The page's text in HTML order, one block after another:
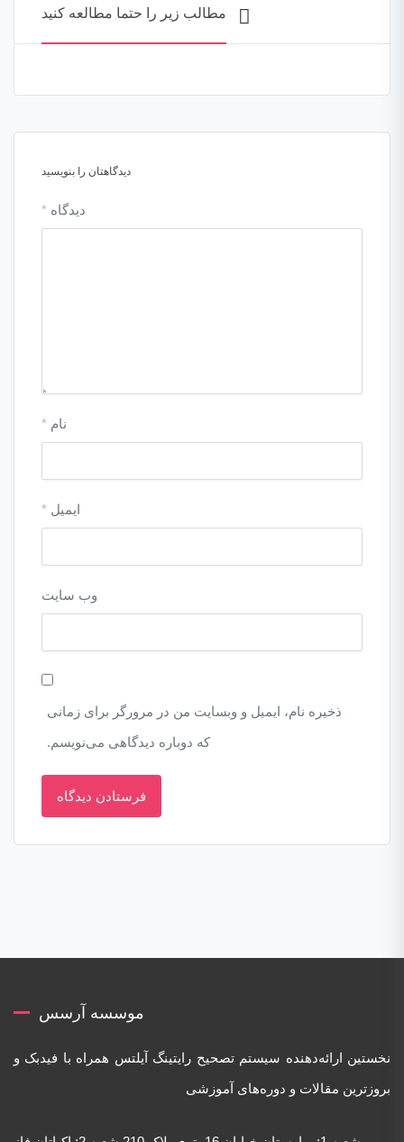
مطالب زیر را حتما مطالعه کنید
دیدگاهتان را بنویسید
دیدگاه *
نام *
ایمیل *
وب‌ سایت
ذخیره نام، ایمیل و وبسایت من در مرورگر برای زمانی
که دوباره دیدگاهی می‌نویسم.
موسسه آرسس
نخستین ارائه‌دهنده‌ سیستم تصحیح رایتینگ آیلتس همراه با فیدبک و
بروزترین مقالات و دوره‌های آموزشی